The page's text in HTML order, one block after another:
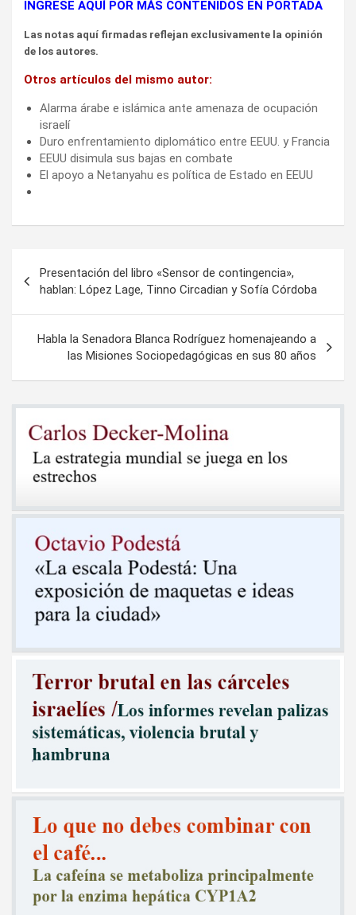
INGRESE AQUÍ POR MÁS CONTENIDOS EN PORTADA
Las notas aquí firmadas reflejan exclusivamente la opinión
de los autores.
Otros artículos del mismo autor:
Alarma árabe e islámica ante amenaza de ocupación
israelí
Duro enfrentamiento diplomático entre EEUU. y Francia
EEUU disimula sus bajas en combate
El apoyo a Netanyahu es política de Estado en EEUU
de
entradas
Presentación del libro «Sensor de contingencia»,
hablan: López Lage, Tinno Circadian y Sofía Córdoba
Habla la Senadora Blanca Rodríguez homenajeando a
las Misiones Sociopedagógicas en sus 80 años